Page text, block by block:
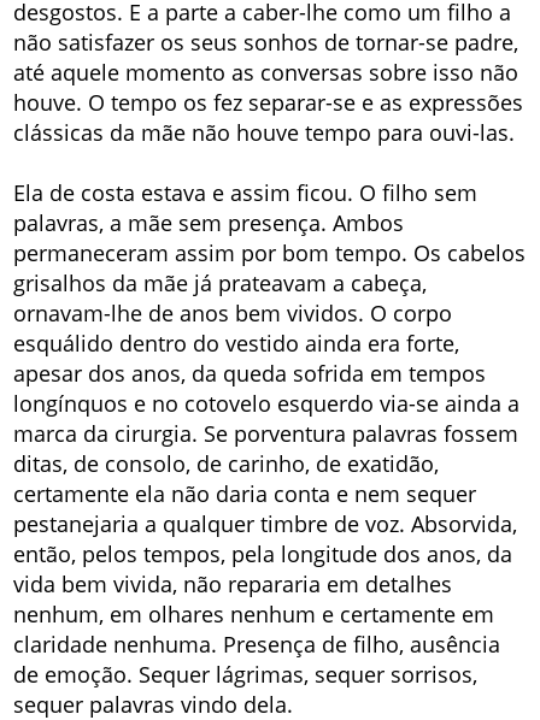
desgostos. E a parte a caber-lhe como um filho a
não satisfazer os seus sonhos de tornar-se padre,
até aquele momento as conversas sobre isso não
houve. O tempo os fez separar-se e as expressões
clássicas da mãe não houve tempo para ouvi-las.
Ela de costa estava e assim ficou. O filho sem
palavras, a mãe sem presença. Ambos
permaneceram assim por bom tempo. Os cabelos
grisalhos da mãe já prateavam a cabeça,
ornavam-lhe de anos bem vividos. O corpo
esquálido dentro do vestido ainda era forte,
apesar dos anos, da queda sofrida em tempos
longínquos e no cotovelo esquerdo via-se ainda a
marca da cirurgia. Se porventura palavras fossem
ditas, de consolo, de carinho, de exatidão,
certamente ela não daria conta e nem sequer
pestanejaria a qualquer timbre de voz. Absorvida,
então, pelos tempos, pela longitude dos anos, da
vida bem vivida, não repararia em detalhes
nenhum, em olhares nenhum e certamente em
claridade nenhuma. Presença de filho, ausência
de emoção. Sequer lágrimas, sequer sorrisos,
sequer palavras vindo dela.